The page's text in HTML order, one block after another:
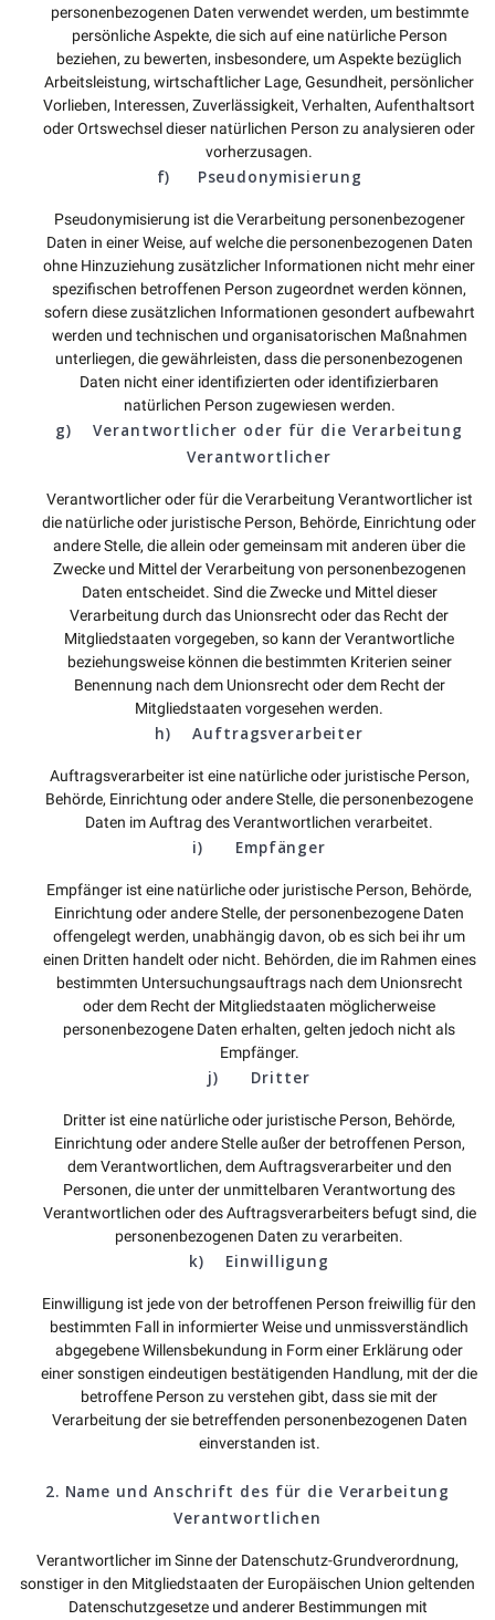
personenbezogenen Daten verwendet werden, um bestimmte
persönliche Aspekte, die sich auf eine natürliche Person
beziehen, zu bewerten, insbesondere, um Aspekte bezüglich
Arbeitsleistung, wirtschaftlicher Lage, Gesundheit, persönlicher
Vorlieben, Interessen, Zuverlässigkeit, Verhalten, Aufenthaltsort
oder Ortswechsel dieser natürlichen Person zu analysieren oder
vorherzusagen.
f) Pseudonymisierung
Pseudonymisierung ist die Verarbeitung personenbezogener
Daten in einer Weise, auf welche die personenbezogenen Daten
ohne Hinzuziehung zusätzlicher Informationen nicht mehr einer
spezifischen betroffenen Person zugeordnet werden können,
sofern diese zusätzlichen Informationen gesondert aufbewahrt
werden und technischen und organisatorischen Maßnahmen
unterliegen, die gewährleisten, dass die personenbezogenen
Daten nicht einer identifizierten oder identifizierbaren
natürlichen Person zugewiesen werden.
g) Verantwortlicher oder für die Verarbeitung
Verantwortlicher
Verantwortlicher oder für die Verarbeitung Verantwortlicher ist
die natürliche oder juristische Person, Behörde, Einrichtung oder
andere Stelle, die allein oder gemeinsam mit anderen über die
Zwecke und Mittel der Verarbeitung von personenbezogenen
Daten entscheidet. Sind die Zwecke und Mittel dieser
Verarbeitung durch das Unionsrecht oder das Recht der
Mitgliedstaaten vorgegeben, so kann der Verantwortliche
beziehungsweise können die bestimmten Kriterien seiner
Benennung nach dem Unionsrecht oder dem Recht der
Mitgliedstaaten vorgesehen werden.
h) Auftragsverarbeiter
Auftragsverarbeiter ist eine natürliche oder juristische Person,
Behörde, Einrichtung oder andere Stelle, die personenbezogene
Daten im Auftrag des Verantwortlichen verarbeitet.
i) Empfänger
Empfänger ist eine natürliche oder juristische Person, Behörde,
Einrichtung oder andere Stelle, der personenbezogene Daten
offengelegt werden, unabhängig davon, ob es sich bei ihr um
einen Dritten handelt oder nicht. Behörden, die im Rahmen eines
bestimmten Untersuchungsauftrags nach dem Unionsrecht
oder dem Recht der Mitgliedstaaten möglicherweise
personenbezogene Daten erhalten, gelten jedoch nicht als
Empfänger.
j) Dritter
Dritter ist eine natürliche oder juristische Person, Behörde,
Einrichtung oder andere Stelle außer der betroffenen Person,
dem Verantwortlichen, dem Auftragsverarbeiter und den
Personen, die unter der unmittelbaren Verantwortung des
Verantwortlichen oder des Auftragsverarbeiters befugt sind, die
personenbezogenen Daten zu verarbeiten.
k) Einwilligung
Einwilligung ist jede von der betroffenen Person freiwillig für den
bestimmten Fall in informierter Weise und unmissverständlich
abgegebene Willensbekundung in Form einer Erklärung oder
einer sonstigen eindeutigen bestätigenden Handlung, mit der die
betroffene Person zu verstehen gibt, dass sie mit der
Verarbeitung der sie betreffenden personenbezogenen Daten
einverstanden ist.
2. Name und Anschrift des für die Verarbeitung
Verantwortlichen
Verantwortlicher im Sinne der Datenschutz-Grundverordnung,
sonstiger in den Mitgliedstaaten der Europäischen Union geltenden
Datenschutzgesetze und anderer Bestimmungen mit